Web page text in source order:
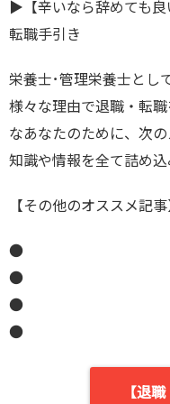
▶︎【辛いなら辞めても良
転職手引き
栄養士･管理栄養士とし
様々な理由で退職・転
なあなたのために、次
知識や情報を全て詰め込
【その他のオススメ記事
●
●
●
●
【退